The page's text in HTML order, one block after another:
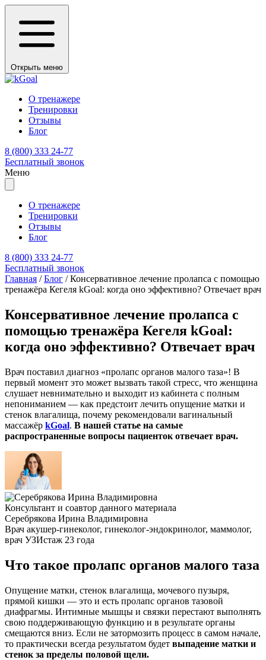
Открыть меню
О тренажере
Тренировки
Отзывы
Блог
8 (800) 333 24-77
Бесплатный звонок
Меню
О тренажере
Тренировки
Отзывы
Блог
8 (800) 333 24-77
Бесплатный звонок
Главная /Блог /Консервативное лечение пролапса с помощью
тренажёра Кегеля kGoal: когда оно эффективно? Отвечает врач
Консервативное лечение пролапса с
помощью тренажёра Кегеля kGoal:
когда оно эффективно? Отвечает врач
Врач поставил диагноз «пролапс органов малого таза»! В
первый момент это может вызвать такой стресс, что женщина
слушает невнимательно и выходит из кабинета с полным
непониманием — как предстоит лечить опущение матки и
стенок влагалища, почему рекомендовали вагинальный
массажёр kGoal. В нашей статье на самые
распространенные вопросы пациенток отвечает врач.
Консультант и соавтор данного материала
Серебрякова Ирина Владимировна
Врач акушер-гинеколог, гинеколог-эндокринолог, маммолог,
врач УЗИстаж 23 года
Что такое пролапс органов малого таза
Опущение матки, стенок влагалища, мочевого пузыря,
прямой кишки — это и есть пролапс органов тазовой
диафрагмы. Интимные мышцы и связки перестают выполнять
свою поддерживающую функцию и в результате органы
смещаются вниз. Если не затормозить процесс в самом начале,
то практически всегда результатом будет выпадение матки и
стенок за пределы половой щели.